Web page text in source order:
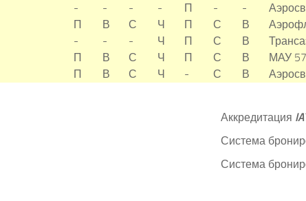
- - - - П - -
П В С Ч П С В
- - - Ч П С В
П В С Ч П С В
МАУ
П В С Ч - С В
Аккредитация
Система
Система